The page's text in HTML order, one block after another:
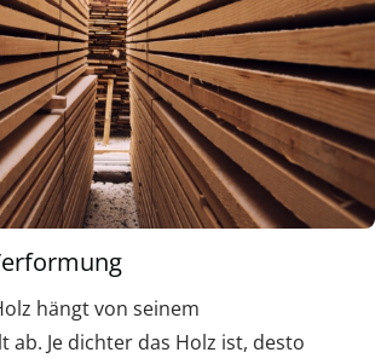
hängt von seinem
ab. Je dichter das Holz ist, desto